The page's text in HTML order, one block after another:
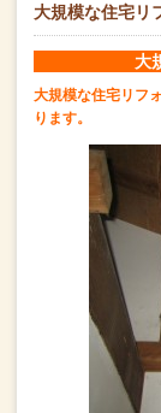
大規模な住宅
大
大規模な住宅リフ
ります。